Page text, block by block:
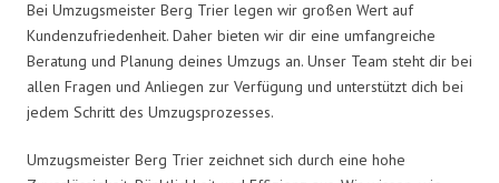
Bei Umzugsmeister Berg Trier legen wir großen Wert auf
Kundenzufriedenheit. Daher bieten wir dir eine umfangreiche
Beratung und Planung deines Umzugs an. Unser Team steht dir bei
allen Fragen und Anliegen zur Verfügung und unterstützt dich bei
jedem Schritt des Umzugsprozesses.
Umzugsmeister Berg Trier zeichnet sich durch eine hohe